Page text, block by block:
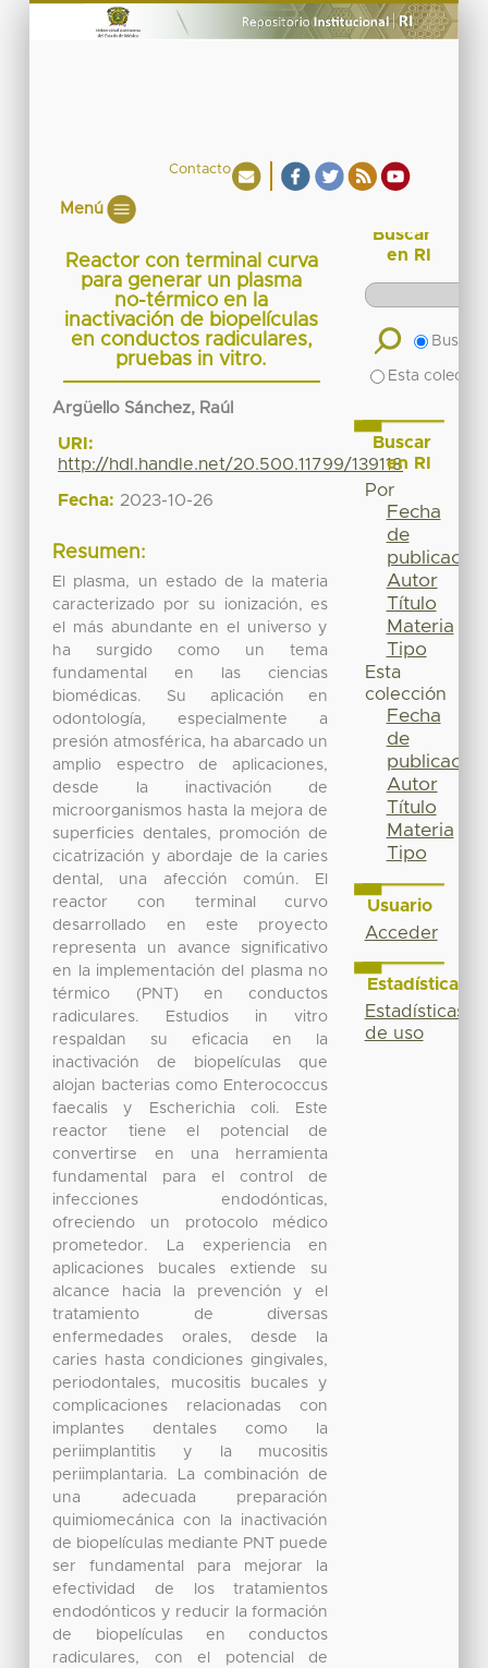
Contacto
Menú
Reactor con terminal curva
para generar un plasma
no-térmico en la
inactivación de biopelículas
en conductos radiculares,
pruebas in vitro.
Argüello Sánchez, Raúl
URI:
http://hdl.handle.net/20.500.11799/139118
Fecha: 2023-10-26
Resumen:
El plasma, un estado de la materia
caracterizado por su ionización, es
el más abundante en el universo y
ha surgido como un tema
fundamental en las ciencias
biomédicas. Su aplicación en
odontología, especialmente a
presión atmosférica, ha abarcado un
amplio espectro de aplicaciones,
desde la inactivación de
microorganismos hasta la mejora de
superficies dentales, promoción de
cicatrización y abordaje de la caries
dental, una afección común. El
reactor con terminal curvo
desarrollado en este proyecto
representa un avance significativo
en la implementación del plasma no
térmico (PNT) en conductos
radiculares. Estudios in vitro
respaldan su eficacia en la
inactivación de biopelículas que
alojan bacterias como Enterococcus
faecalis y Escherichia coli. Este
reactor tiene el potencial de
convertirse en una herramienta
fundamental para el control de
infecciones endodónticas,
ofreciendo un protocolo médico
prometedor. La experiencia en
aplicaciones bucales extiende su
alcance hacia la prevención y el
tratamiento de diversas
enfermedades orales, desde la
caries hasta condiciones gingivales,
periodontales, mucositis bucales y
complicaciones relacionadas con
implantes dentales como la
periimplantitis y la mucositis
periimplantaria. La combinación de
una adecuada preparación
quimiomecánica con la inactivación
de biopelículas mediante PNT puede
ser fundamental para mejorar la
efectividad de los tratamientos
endodónticos y reducir la formación
de biopelículas en conductos
radiculares, con el potencial de
Buscar
en RI
Buscar
Esta
Buscar
en RI
Por
Fecha
de
publicación
Autor
Título
Materia
Tipo
Esta
colección
Fecha
de
publicación
Autor
Título
Materia
Tipo
Usuario
Acceder
Estadísticas
Estadísticas
de uso